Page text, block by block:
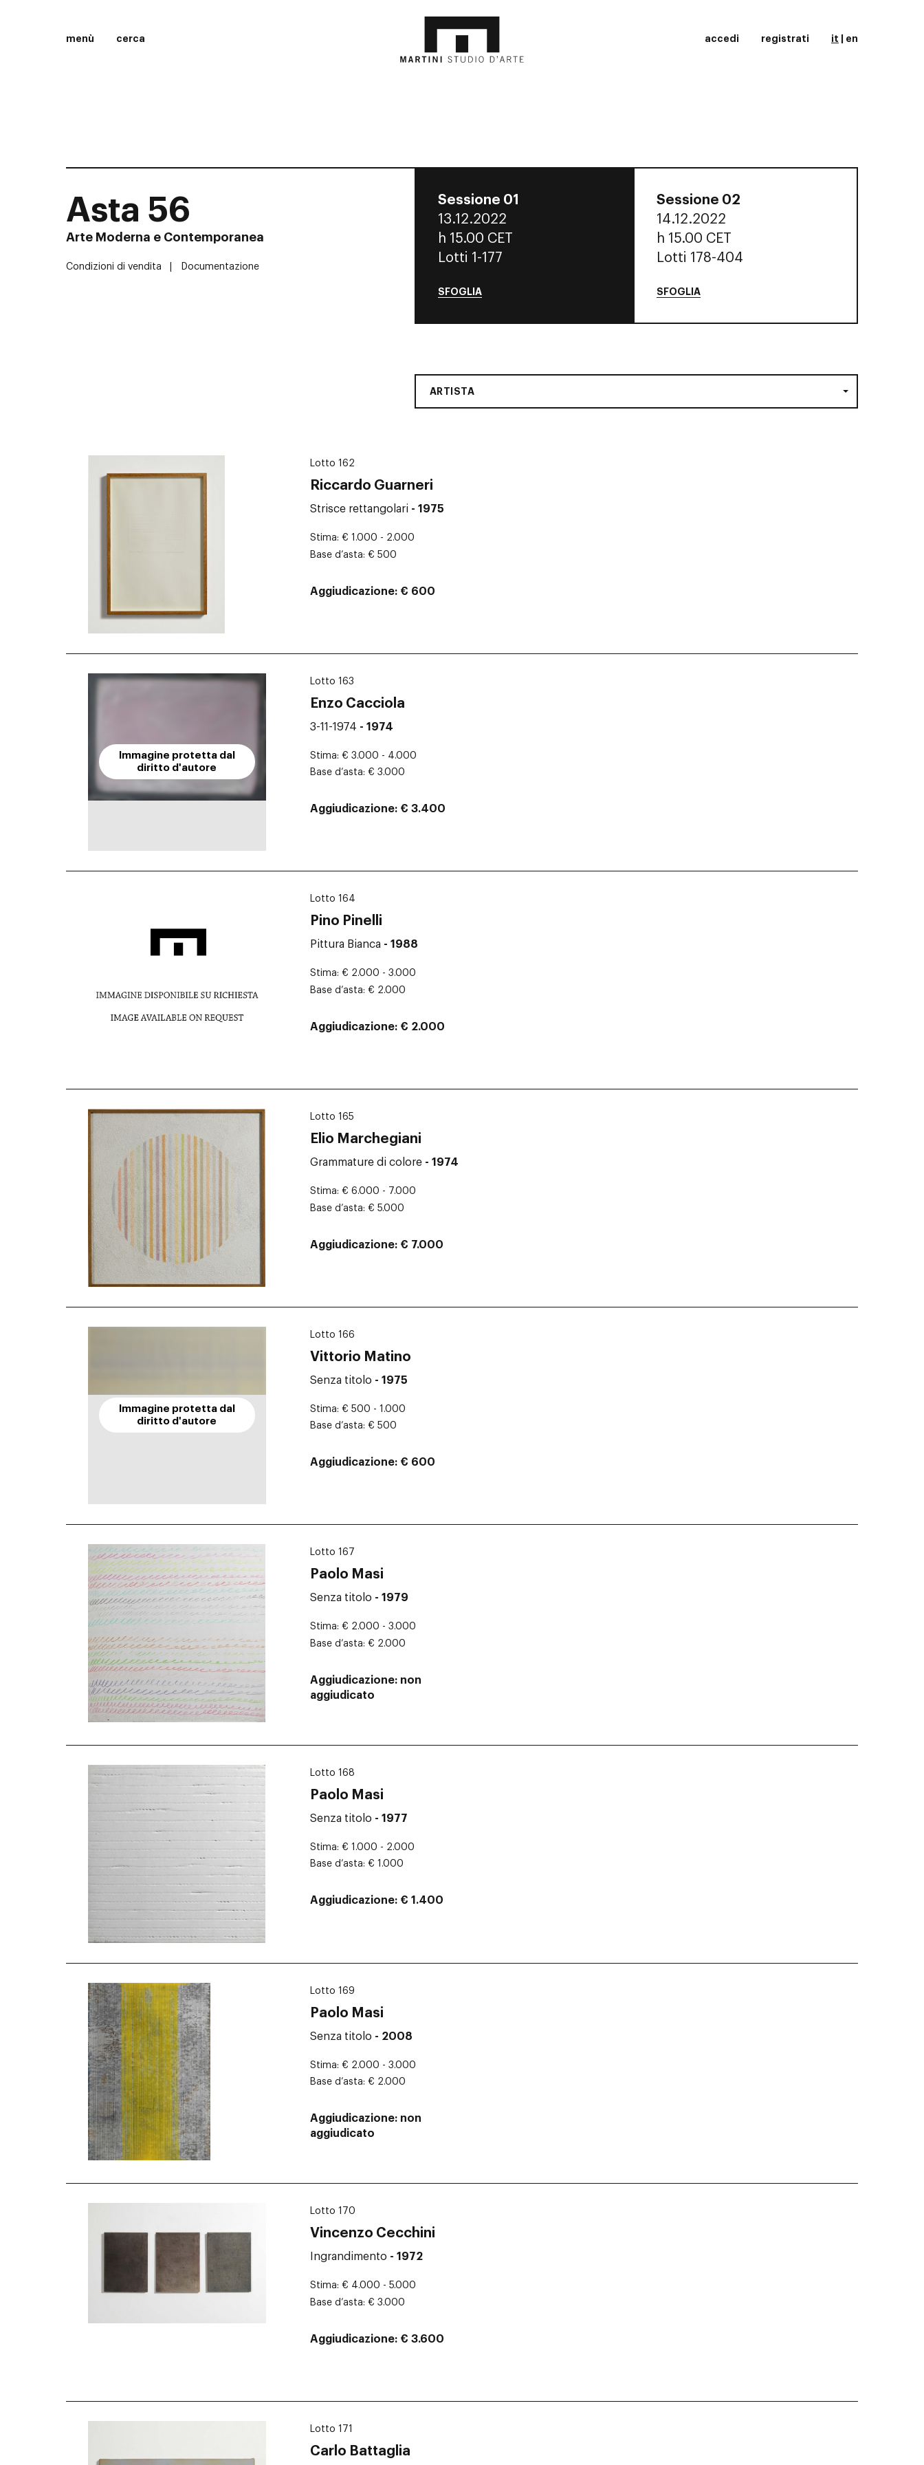
menù cerca accedi registrati it en
Asta 56
Arte Moderna e Contemporanea
Condizioni di vendita Documentazione
Sessione 01
13.12.2022
h 15.00 CET
Lotti 1-177
SFOGLIA
Sessione 02
14.12.2022
h 15.00 CET
Lotti 178-404
SFOGLIA
ARTISTA
Lotto 162
Riccardo Guarneri
Strisce rettangolari - 1975
Stima € 1.000 - 2.000
Base d’asta € 500
Aggiudicazione € 600
Immagine protetta dal
diritto d'autore
Lotto 163
Enzo Cacciola
3-11-1974 - 1974
Stima € 3.000 - 4.000
Base d’asta € 3.000
Aggiudicazione € 3.400
Lotto 164
Pino Pinelli
Pittura Bianca - 1988
Stima € 2.000 - 3.000
Base d’asta € 2.000
Aggiudicazione € 2.000
Lotto 165
Elio Marchegiani
Grammature di colore - 1974
Stima € 6.000 - 7.000
Base d’asta € 5.000
Aggiudicazione € 7.000
Immagine protetta dal
diritto d'autore
Lotto 166
Vittorio Matino
Senza titolo - 1975
Stima € 500 - 1.000
Base d’asta € 500
Aggiudicazione € 600
Lotto 167
Paolo Masi
Senza titolo - 1979
Stima € 2.000 - 3.000
Base d’asta € 2.000
Aggiudicazione non
aggiudicato
Lotto 168
Paolo Masi
Senza titolo - 1977
Stima € 1.000 - 2.000
Base d’asta € 1.000
Aggiudicazione € 1.400
Lotto 169
Paolo Masi
Senza titolo - 2008
Stima € 2.000 - 3.000
Base d’asta € 2.000
Aggiudicazione non
aggiudicato
Lotto 170
Vincenzo Cecchini
Ingrandimento - 1972
Stima € 4.000 - 5.000
Base d’asta € 3.000
Aggiudicazione € 3.600
Lotto 171
Carlo Battaglia